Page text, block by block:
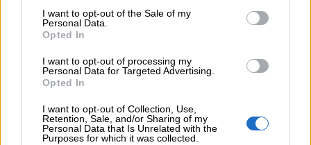
I want to opt-out of the Sale of my
Personal Data.
Opted In
I want to opt-out of processing my
Personal Data for Targeted Advertising.
Opted In
I want to opt-out of Collection, Use,
Retention, Sale, and/or Sharing of my
Personal Data that Is Unrelated with the
Purposes for which it was collected.
05.08.2026 - 09:45
Η Ελλάδα που αντιστέκεται και επιμένει να μην ασφαλίζεται!
Καλοκαιρινό ταξίδι: Οι 8 συμβουλές που αξίζει να δώσει κάθε
ασφαλιστής στους πελάτες του
05.08.2026 - 08:51
Το εκλογικό «καμπανάκι» της Goldman Sachs, η ισχυρή
πιστωτική επέκταση των ελληνικών τραπεζών, το «πάρτι»